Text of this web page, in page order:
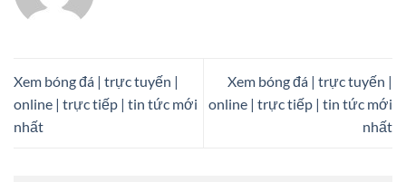
Xem bóng đá | trực tuyến |
online | trực tiếp | tin tức mới
nhất
Xem bóng đá | trực tuyến |
online | trực tiếp | tin tức mới
nhất